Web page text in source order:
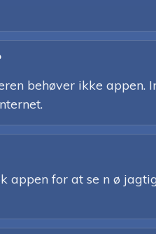
behøver ikke
appen for at se n ø